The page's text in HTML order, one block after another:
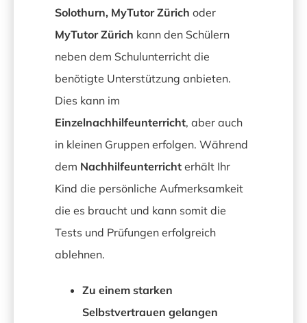
Solothurn, MyTutor Zürich oder
MyTutor Zürich kann den Schülern
neben dem Schulunterricht die
benötigte Unterstützung anbieten.
Dies kann im
Einzelnachhilfeunterricht, aber auch
in kleinen Gruppen erfolgen. Während
dem Nachhilfeunterricht erhält Ihr
Kind die persönliche Aufmerksamkeit
die es braucht und kann somit die
Tests und Prüfungen erfolgreich
ablehnen.
Zu einem starken
Selbstvertrauen gelangen